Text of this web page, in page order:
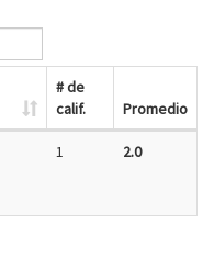
# de
calif.
Promedio
1 2.0